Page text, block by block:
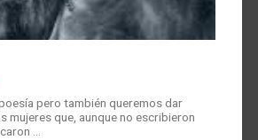
pero también queremos dar
mujeres que, aunque no escribieron
…